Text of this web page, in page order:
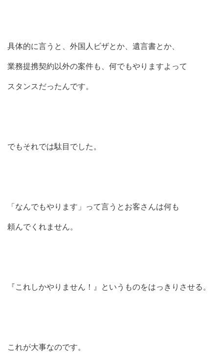
具体的に言うと、外国人ビザとか、遺言書とか、
業務提携契約以外の案件も、何でもやりますよって
スタンスだったんです。
でもそれでは駄目でした。
「なんでもやります」って言うとお客さんは何も
頼んでくれません。
『これしかやりません！』というものをはっきりさせる。
これが大事なのです。